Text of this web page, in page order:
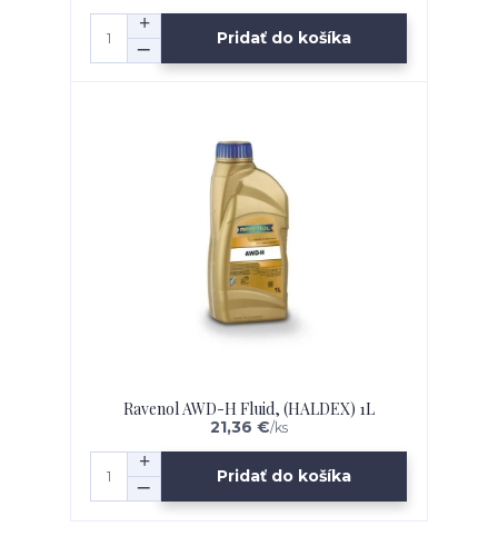
Pridať do košíka
Ravenol AWD-H Fluid, (HALDEX) 1L
21,36 €/ks
Pridať do košíka